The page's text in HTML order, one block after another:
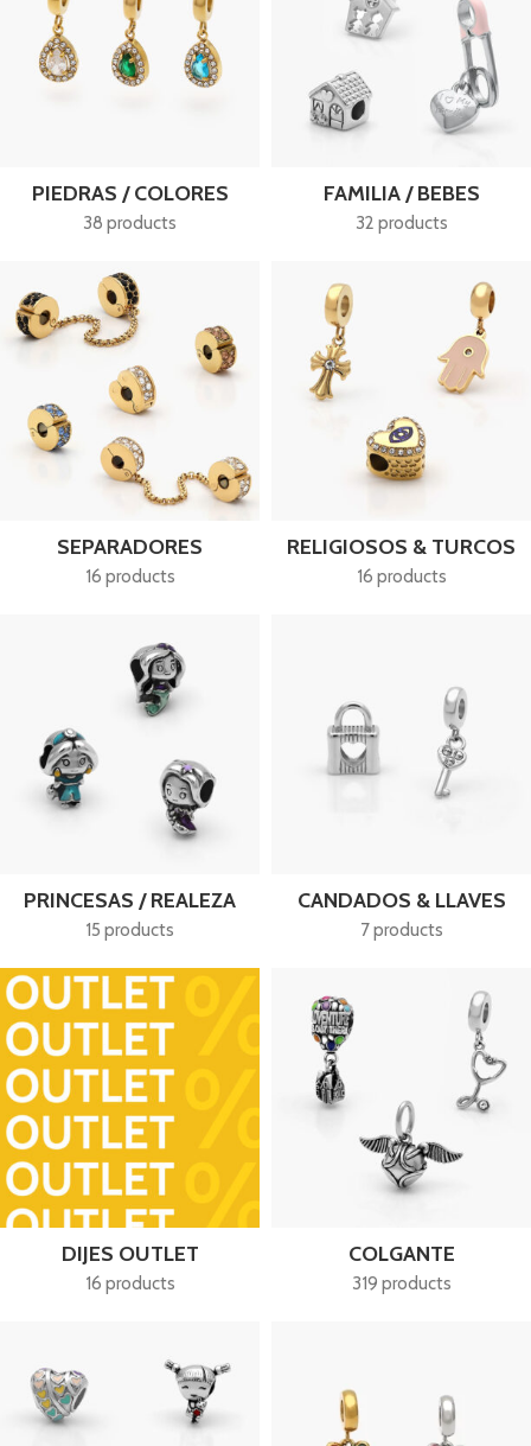
PIEDRAS / COLORES
38 products
FAMILIA / BEBES
32 products
SEPARADORES
16 products
RELIGIOSOS & TURCOS
16 products
PRINCESAS / REALEZA
15 products
CANDADOS & LLAVES
7 products
DIJES OUTLET
16 products
COLGANTE
319 products